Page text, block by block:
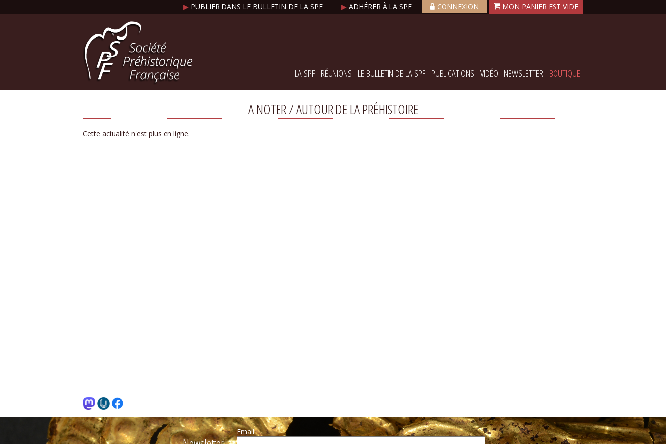
▶ PUBLIER DANS LE BULLETIN DE LA SPF ▶ ADHÉRER À LA SPF CONNEXION
LA SPF RÉUNIONS LE BULLETIN DE LA SPF PUBLICATIONS VIDÉO NEWSLETTER BOUTIQUE
A NOTER / AUTOUR DE LA PRÉHISTOIRE
Cette actualité n'est plus en ligne.
Email :